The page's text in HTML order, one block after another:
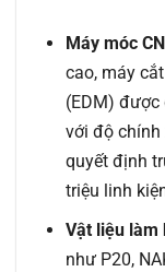
Máy móc
cao, máy
(EDM) được
với độ chính
quyết định
triệu linh
Vật liệu làm
như P20,